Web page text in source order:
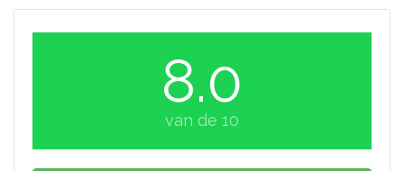
8.0
van de 10